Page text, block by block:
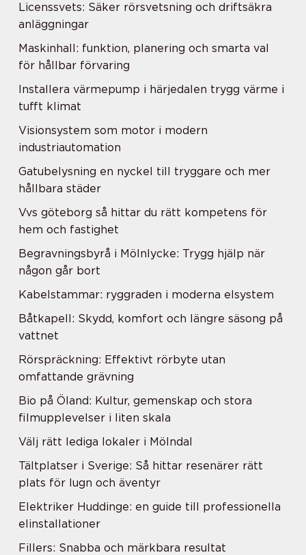
Licenssvets: Säker rörsvetsning och driftsäkra
anläggningar
Maskinhall: funktion, planering och smarta val
för hållbar förvaring
Installera värmepump i härjedalen trygg värme i
tufft klimat
Visionsystem som motor i modern
industriautomation
Gatubelysning en nyckel till tryggare och mer
hållbara städer
Vvs göteborg så hittar du rätt kompetens för
hem och fastighet
Begravningsbyrå i Mölnlycke: Trygg hjälp när
någon går bort
Kabelstammar: ryggraden i moderna elsystem
Båtkapell: Skydd, komfort och längre säsong på
vattnet
Rörspräckning: Effektivt rörbyte utan
omfattande grävning
Bio på Öland: Kultur, gemenskap och stora
filmupplevelser i liten skala
Välj rätt lediga lokaler i Mölndal
Tältplatser i Sverige: Så hittar resenärer rätt
plats för lugn och äventyr
Elektriker Huddinge: en guide till professionella
elinstallationer
Fillers: Snabba och märkbara resultat